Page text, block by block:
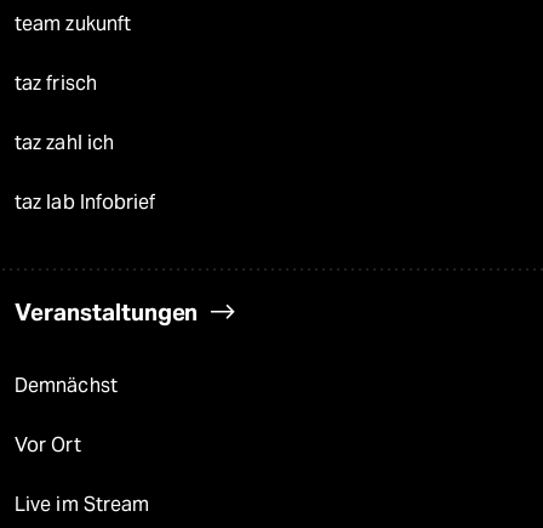
team zukunft
taz frisch
taz zahl ich
taz lab Infobrief
Veranstaltungen
Demnächst
Vor Ort
Live im Stream